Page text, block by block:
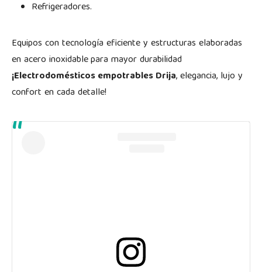
Refrigeradores.
Equipos con tecnología eficiente y estructuras elaboradas
en acero inoxidablepara mayor durabilidad
¡Electrodomésticos empotrables Drija, elegancia, lujo y
confort en cada detalle!